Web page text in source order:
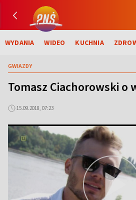
WYDANIA WIDEO KUCHNIA
GWIAZDY
Tomasz Ciachorowski o
15.09.2018, 07:23